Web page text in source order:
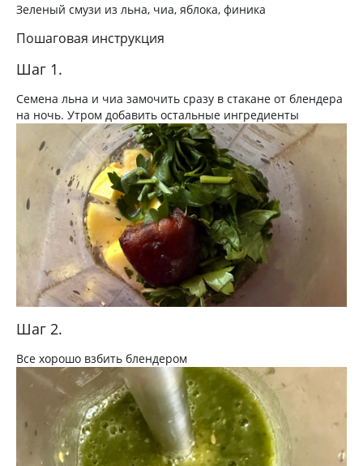
Зеленый смузи из льна, чиа, яблока, финика
Пошаговая инструкция
Шаг 1.
Семена льна и чиа замочить сразу в стакане от блендера
на ночь. Утром добавить остальные ингредиенты
Шаг 2.
Все хорошо взбить блендером